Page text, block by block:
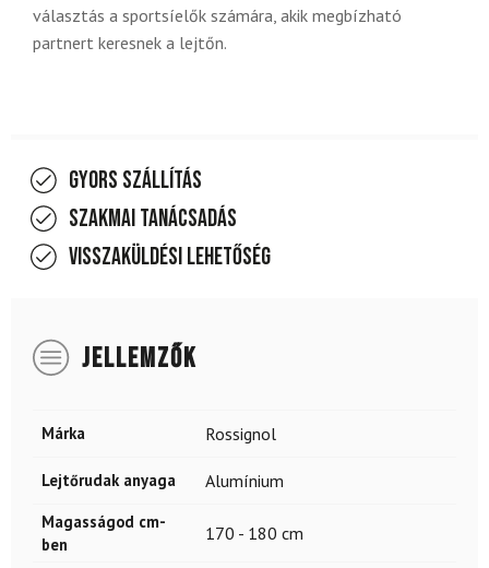
választás a sportsíelők számára, akik megbízható
partnert keresnek a lejtőn.
Gyors szállítás
Szakmai tanácsadás
Visszaküldési lehetőség
JELLEMZŐK
Márka Rossignol
Lejtőrudak anyaga Alumínium
Magasságod cm-
ben
170 - 180 cm